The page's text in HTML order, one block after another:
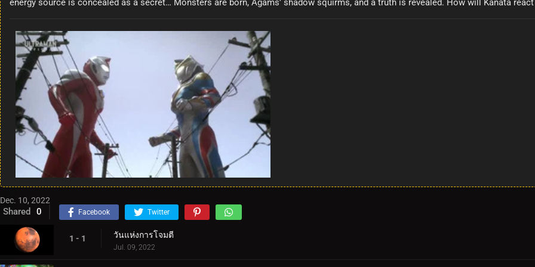
Dec. 10, 2022
Shared 0 Facebook Twitter
1 - 1 วันแห่งการโจมตี
Jul. 09, 2022